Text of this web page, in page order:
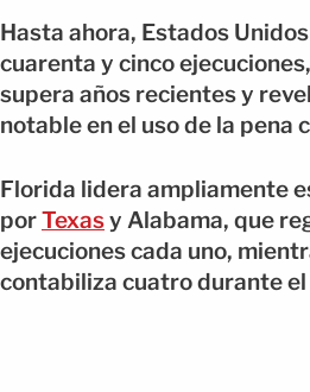
Hasta ahora, Estados
cuarenta y cinco
supera años recientes y
notable en el uso de la pena
Florida lidera ampliamente
porTexasy Alabama, que
ejecuciones cada uno,
contabiliza cuatro durante